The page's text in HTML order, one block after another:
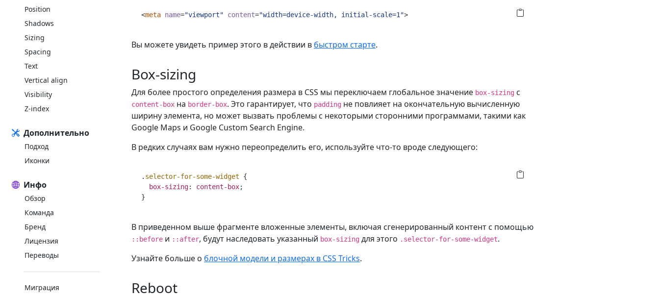
Position
Shadows
Sizing
Spacing
Text
Vertical align
Visibility
Z-index
Дополнительно
Подход
Иконки
Инфо
Обзор
Команда
Бренд
Лицензия
Переводы
Миграция
<meta name="viewport" content="width=device-width, initial-scale=1">
Вы можете увидеть пример этого в действии в быстром старте.
Box-sizing
Для более простого определения размера в CSS мы переключаем глобальное значение box-sizing с
content-box на border-box. Это гарантирует, что padding не повлияет на окончательную вычисленную
ширину элемента, но может вызвать проблемы с некоторыми сторонними программами, такими как
Google Maps и Google Custom Search Engine.
В редких случаях вам нужно переопределить его, используйте что-то вроде следующего:
. selector-for-some-widget
{
box-sizing: content-box;
}
В приведенном выше фрагменте вложенные элементы, включая сгенерированный контент с помощью
::before и ::after, будут наследовать указанный box-sizing для этого .selector-for-some-widget.
Узнайте больше о блочной модели и размерах в CSS Tricks.
Reboot